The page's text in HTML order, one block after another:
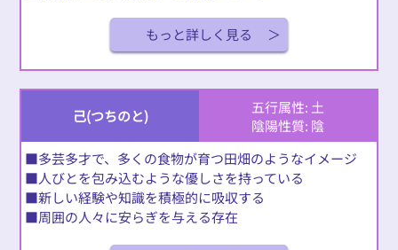
もっと詳しく見る
己(つちのと)
五行属性: 土
陰陽性質: 陰
■多芸多才で、多くの食物が育つ田畑のようなイメージ
■人びとを包み込むような優しさを持っている
■新しい経験や知識を積極的に吸収する
■周囲の人々に安らぎを与える存在